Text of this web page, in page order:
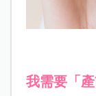
我需要「